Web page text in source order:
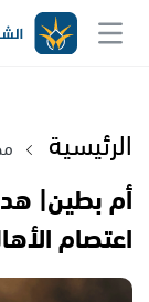
الرئيسية
أم بطين|
اعتصام